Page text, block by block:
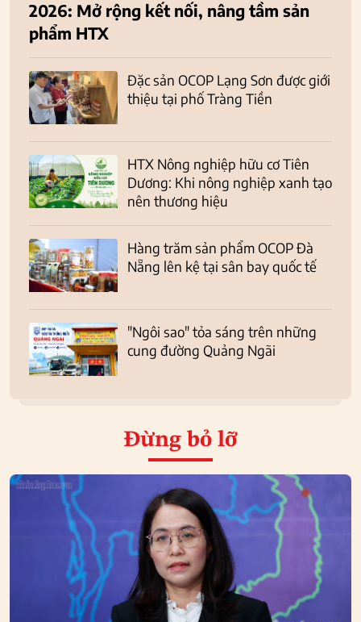
2026: Mở rộng kết nối, nâng tầm sản
phẩm HTX
Đặc sản OCOP Lạng Sơn được giới
thiệu tại phố Tràng Tiền
HTX Nông nghiệp hữu cơ Tiên
Dương: Khi nông nghiệp xanh tạo
nên thương hiệu
Hàng trăm sản phẩm OCOP Đà
Nẵng lên kệ tại sân bay quốc tế
"Ngôi sao" tỏa sáng trên những
cung đường Quảng Ngãi
Đừng bỏ lỡ